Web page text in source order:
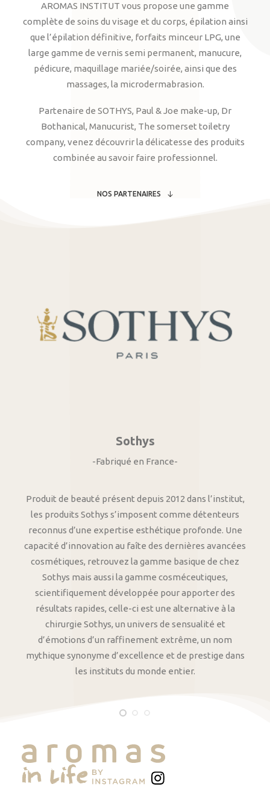
AROMAS INSTITUT vous propose une gamme
complète de soins du visage et du corps, épilation ainsi
que l’épilation définitive, forfaits minceur LPG, une
large gamme de vernis semi permanent, manucure,
pédicure, maquillage mariée/soirée, ainsi que des
massages, la microdermabrasion.
Partenaire de SOTHYS, Paul & Joe make-up, Dr
Bothanical, Manucurist, The somerset toiletry
company, venez découvrir la délicatesse des produits
combinée au savoir faire professionnel.
NOS PARTENAIRES
Sothys
-Fabriqué en France-
Produit de beauté présent depuis 2012 dans l’institut,
les produits Sothys s’imposent comme détenteurs
reconnus d’une expertise esthétique profonde. Une
capacité d’innovation au faîte des dernières avancées
cosmétiques, retrouvez la gamme basique de chez
Sothys mais aussi la gamme cosméceutiques,
scientifiquement développée pour apporter des
résultats rapides, celle-ci est une alternative à la
chirurgie Sothys, un univers de sensualité et
d’émotions d’un raffinement extrême, un nom
mythique synonyme d’excellence et de prestige dans
les instituts du monde entier.